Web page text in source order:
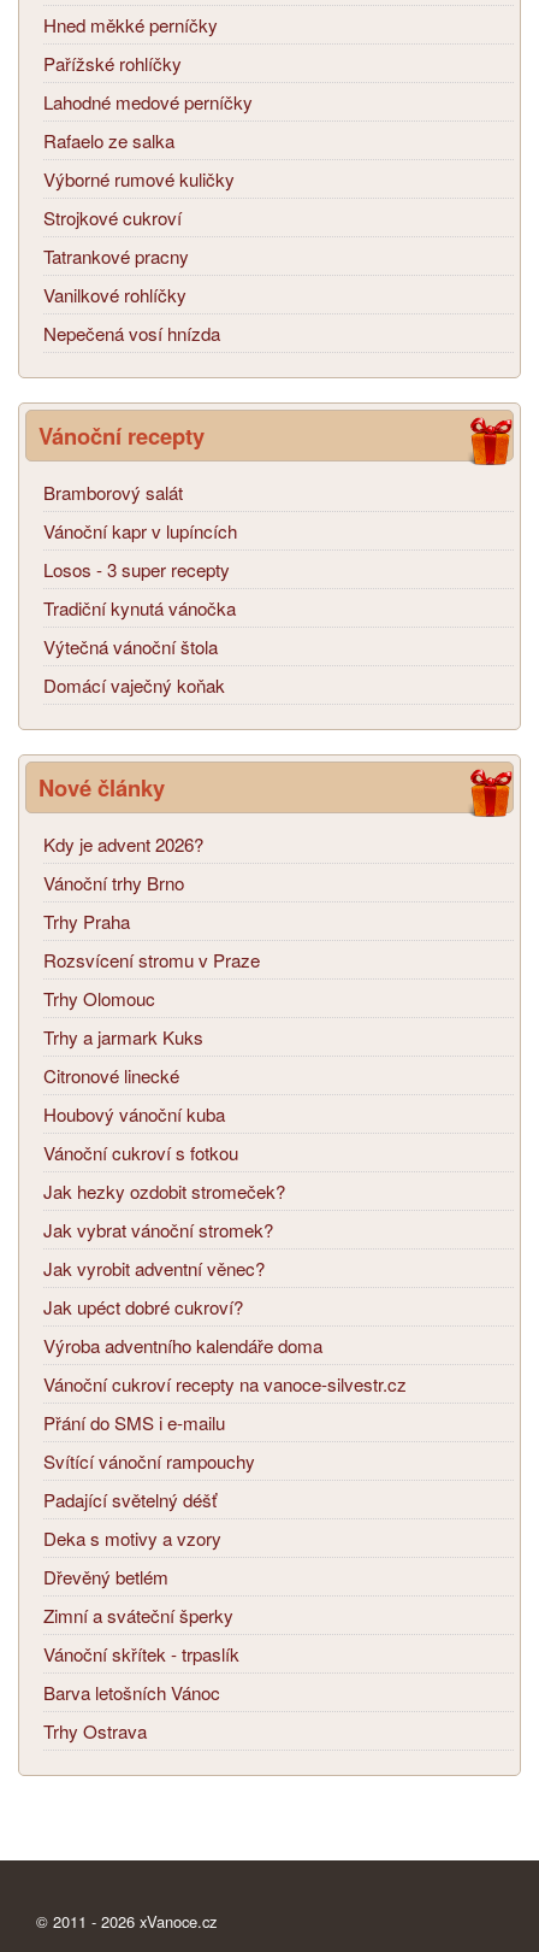
Hned měkké perníčky
Pařížské rohlíčky
Lahodné medové perníčky
Rafaelo ze salka
Výborné rumové kuličky
Strojkové cukroví
Tatrankové pracny
Vanilkové rohlíčky
Nepečená vosí hnízda
Vánoční recepty
Bramborový salát
Vánoční kapr v lupíncích
Losos - 3 super recepty
Tradiční kynutá vánočka
Výtečná vánoční štola
Domácí vaječný koňak
Nové články
Kdy je advent 2026?
Vánoční trhy Brno
Trhy Praha
Rozsvícení stromu v Praze
Trhy Olomouc
Trhy a jarmark Kuks
Citronové linecké
Houbový vánoční kuba
Vánoční cukroví s fotkou
Jak hezky ozdobit stromeček?
Jak vybrat vánoční stromek?
Jak vyrobit adventní věnec?
Jak upéct dobré cukroví?
Výroba adventního kalendáře doma
Vánoční cukroví recepty na vanoce-silvestr.cz
Přání do SMS i e-mailu
Svítící vánoční rampouchy
Padající světelný déšť
Deka s motivy a vzory
Dřevěný betlém
Zimní a sváteční šperky
Vánoční skřítek - trpaslík
Barva letošních Vánoc
Trhy Ostrava
© 2011 - 2026 xVanoce.cz